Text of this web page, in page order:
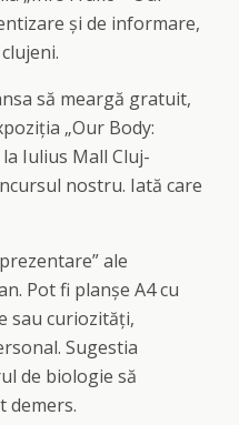
şi de informare,
să meargă gratuit,
„Our Body:
Iulius Mall Cluj-
nostru. Iată care
ale
Pot fi planşe A4 cu
sau curiozităţi,
Sugestia
de biologie să
demers.